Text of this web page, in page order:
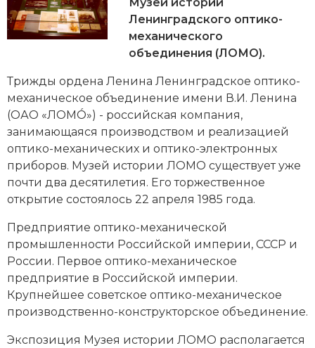
Генеалогия, геральдика
Государство и право
Империи
Историческая география и топонимика
История материальной и духовной культуры
История международных отношений
История, философия, теория и методология
исторического знания
Итория международных отношений
Латинская Америка
Ленинградского оптико-
механического
объединения (ЛОМО).
Трижды ордена Ленина Ленинградское оптико-
механическое объединение имени В.И. Ленина
(ОАО «ЛОМО́») - российская компания,
занимающаяся производством и реализацией
оптико-механических и оптико-электронных
приборов. Музей истории ЛОМО существует уже
почти два десятилетия. Его торжественное
открытие состоялось 22 апреля 1985 года.
Предприятие оптико-механической
промышленности Российской империи, СССР и
России. Первое оптико-механическое
предприятие в Российской империи.
Крупнейшее советское оптико-механическое
производственно-конструкторское объединение.
Экспозиция Музея истории ЛОМО располагается